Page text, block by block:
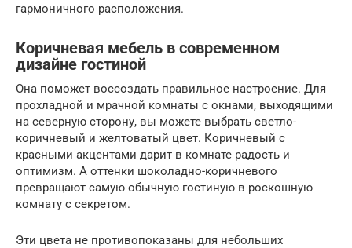
гармоничного расположения.
Коричневая мебель в современном
дизайне гостиной
Она поможет воссоздать правильное настроение. Для
прохладной и мрачной комнаты с окнами, выходящими
на северную сторону, вы можете выбрать светло-
коричневый и желтоватый цвет. Коричневый с
красными акцентами дарит в комнате радость и
оптимизм. А оттенки шоколадно-коричневого
превращают самую обычную гостиную в роскошную
комнату с секретом.
Эти цвета не противопоказаны для небольших